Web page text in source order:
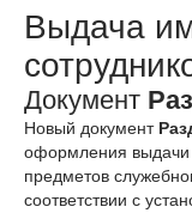
Выдача
Документ
Новый документ
оформления выдачи
предметов
соответствии с